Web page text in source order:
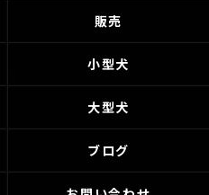
販売
小型犬
大型犬
ブログ